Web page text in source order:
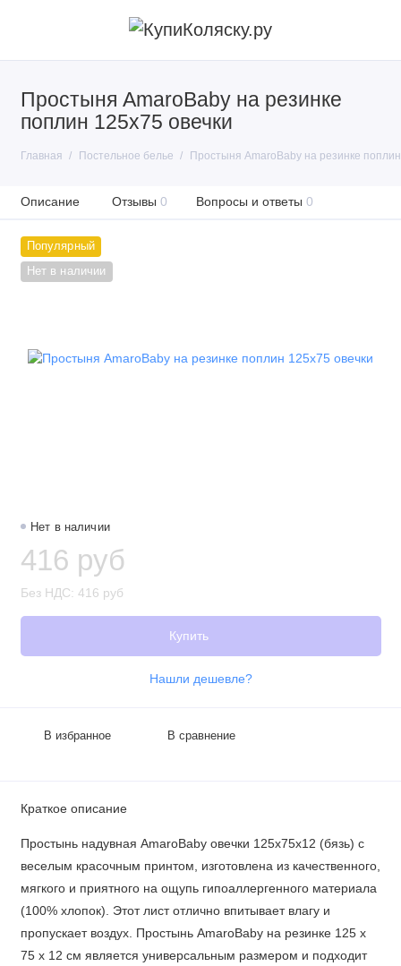
Простыня AmaroBaby на резинке
поплин 125х75 овечки
Главная Постельное белье Простыня AmaroBaby на резинке
Описание Отзывы 0 Вопросы и ответы 0
Популярный
Нет в наличии
Нет в наличии
416 руб
Без НДС: 416 руб
Купить
Нашли дешевле?
В избранное В сравнение
Краткое описание
Простынь надувная AmaroBaby овечки 125х75х12 (бязь) с
веселым красочным принтом, изготовлена ​​из качественного,
мягкого и приятного на ощупь гипоаллергенного материала
(100% хлопок). Этот лист отлично впитывает влагу и
пропускает воздух. Простынь AmaroBaby на резинке 125 х
75 х 12 см является универсальным размером и подходит